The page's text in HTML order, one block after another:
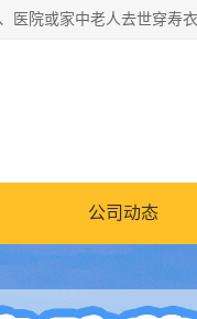
公司动态